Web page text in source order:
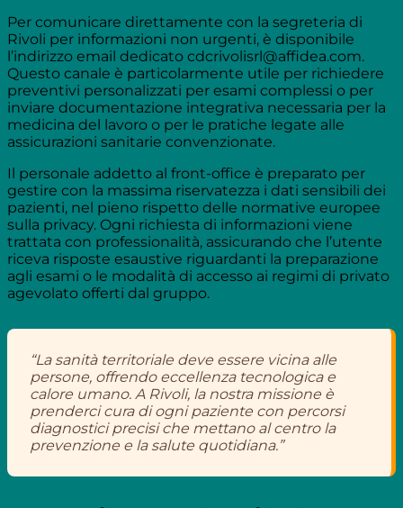
Per comunicare direttamente con la segreteria di
Rivoli per informazioni non urgenti, è disponibile
l’indirizzo email dedicato cdcrivolisrl@affidea.com.
Questo canale è particolarmente utile per richiedere
preventivi personalizzati per esami complessi o per
inviare documentazione integrativa necessaria per la
medicina del lavoro o per le pratiche legate alle
assicurazioni sanitarie convenzionate.
Il personale addetto al front-office è preparato per
gestire con la massima riservatezza i dati sensibili dei
pazienti, nel pieno rispetto delle normative europee
sulla privacy. Ogni richiesta di informazioni viene
trattata con professionalità, assicurando che l’utente
riceva risposte esaustive riguardanti la preparazione
agli esami o le modalità di accesso ai regimi di privato
agevolato offerti dal gruppo.
“La sanità territoriale deve essere vicina alle
persone, offrendo eccellenza tecnologica e
calore umano. A Rivoli, la nostra missione è
prenderci cura di ogni paziente con percorsi
diagnostici precisi che mettano al centro la
prevenzione e la salute quotidiana.”